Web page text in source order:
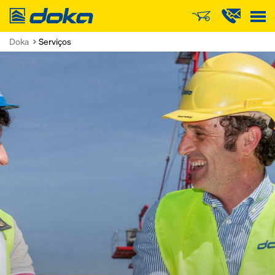
Doka
Doka Serviços